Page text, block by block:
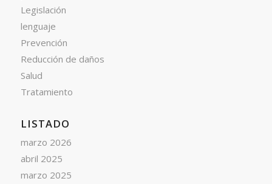
Legislación
lenguaje
Prevención
Reducción de daños
Salud
Tratamiento
LISTADO
marzo 2026
abril 2025
marzo 2025